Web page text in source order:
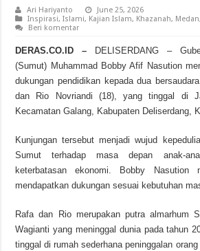
Ari Hariyanto
June 25, 2026
Inspirasi,Islami, Kajian Islam, Khazanah, Medan,
Beri komentar
DERAS.CO.ID – DELISERDANG –
(Sumut) Muhammad Bobby Afif Nasution
dukungan pendidikan kepada dua
dan Rio Novriandi (18), yang tinggal di
Kecamatan Galang, Kabupaten Deliserdang,
Kunjungan tersebut menjadi wujud
Sumut terhadap masa depan anak-
keterbatasan ekonomi. Bobby Nasution
mendapatkan dukungan sesuai kebutuhan
Rafa dan Rio merupakan putra almarhum
Wagianti yang meninggal dunia pada tahun
tinggal di rumah sederhana peninggalan